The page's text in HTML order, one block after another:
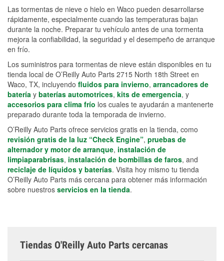
Las tormentas de nieve o hielo en Waco pueden desarrollarse
rápidamente, especialmente cuando las temperaturas bajan
durante la noche. Preparar tu vehículo antes de una tormenta
mejora la confiabilidad, la seguridad y el desempeño de arranque
en frío.
Los suministros para tormentas de nieve están disponibles en tu
tienda local de O’Reilly Auto Parts 2715 North 18th Street en
Waco, TX, incluyendo fluidos para invierno, arrancadores de
batería y baterías automotrices, kits de emergencia, y
accesorios para clima frío los cuales te ayudarán a mantenerte
preparado durante toda la temporada de invierno.
O’Reilly Auto Parts ofrece servicios gratis en la tienda, como
revisión gratis de la luz “Check Engine”, pruebas de
alternador y motor de arranque, instalación de
limpiaparabrisas, instalación de bombillas de faros, and
reciclaje de líquidos y baterías. Visita hoy mismo tu tienda
O’Reilly Auto Parts más cercana para obtener más información
sobre nuestros servicios en la tienda.
Tiendas O'Reilly Auto Parts cercanas